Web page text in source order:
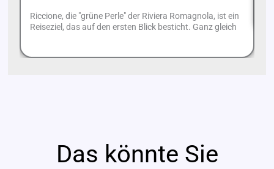
Riccione, die "grüne Perle" der Riviera Romagnola, ist ein
Reiseziel, das auf den ersten Blick besticht. Ganz gleich
Das könnte Sie